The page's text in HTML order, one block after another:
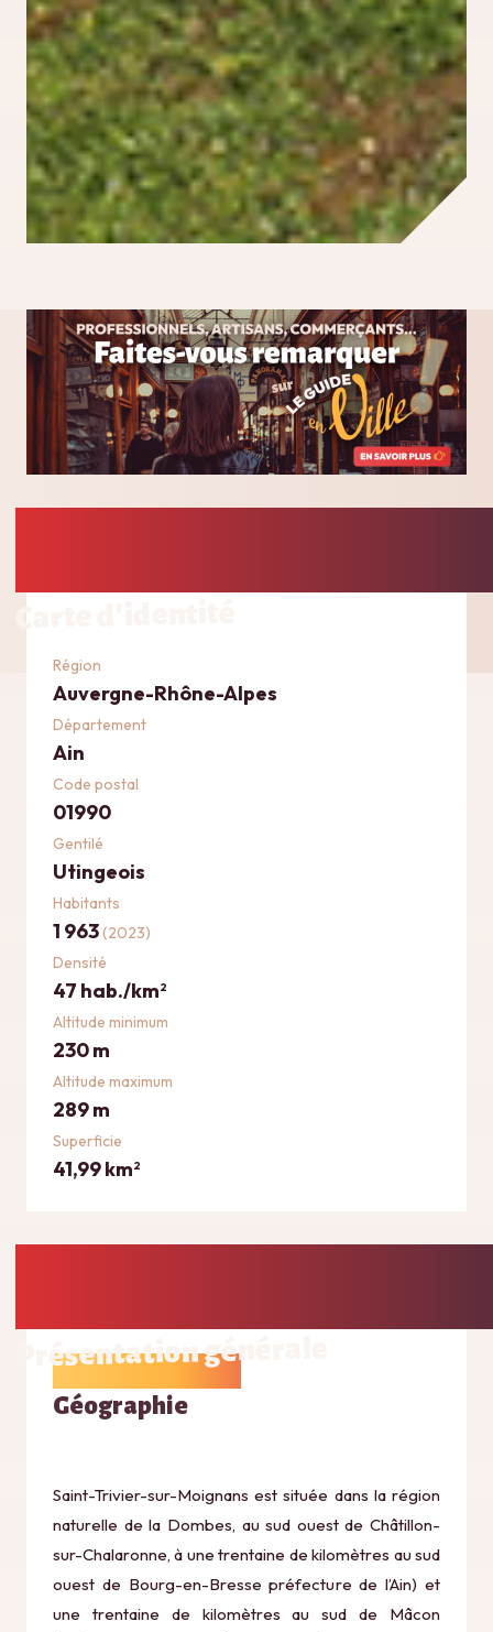
Région
Auvergne-Rhône-Alpes
Département
Ain
Code postal
01990
Gentilé
Utingeois
Habitants
1 963(2023)
Densité
47 hab./km2
Altitude minimum
230 m
Altitude maximum
289 m
Superficie
41,99 km2
Présentation générale
Géographie
Saint-Trivier-sur-Moignans est située dans la région
naturelle de la Dombes, au sud ouest de Châtillon-
sur-Chalaronne, à une trentaine de kilomètres au sud
ouest de Bourg-en-Bresse préfecture de l’Ain) et
une trentaine de kilomètres au sud de Mâcon